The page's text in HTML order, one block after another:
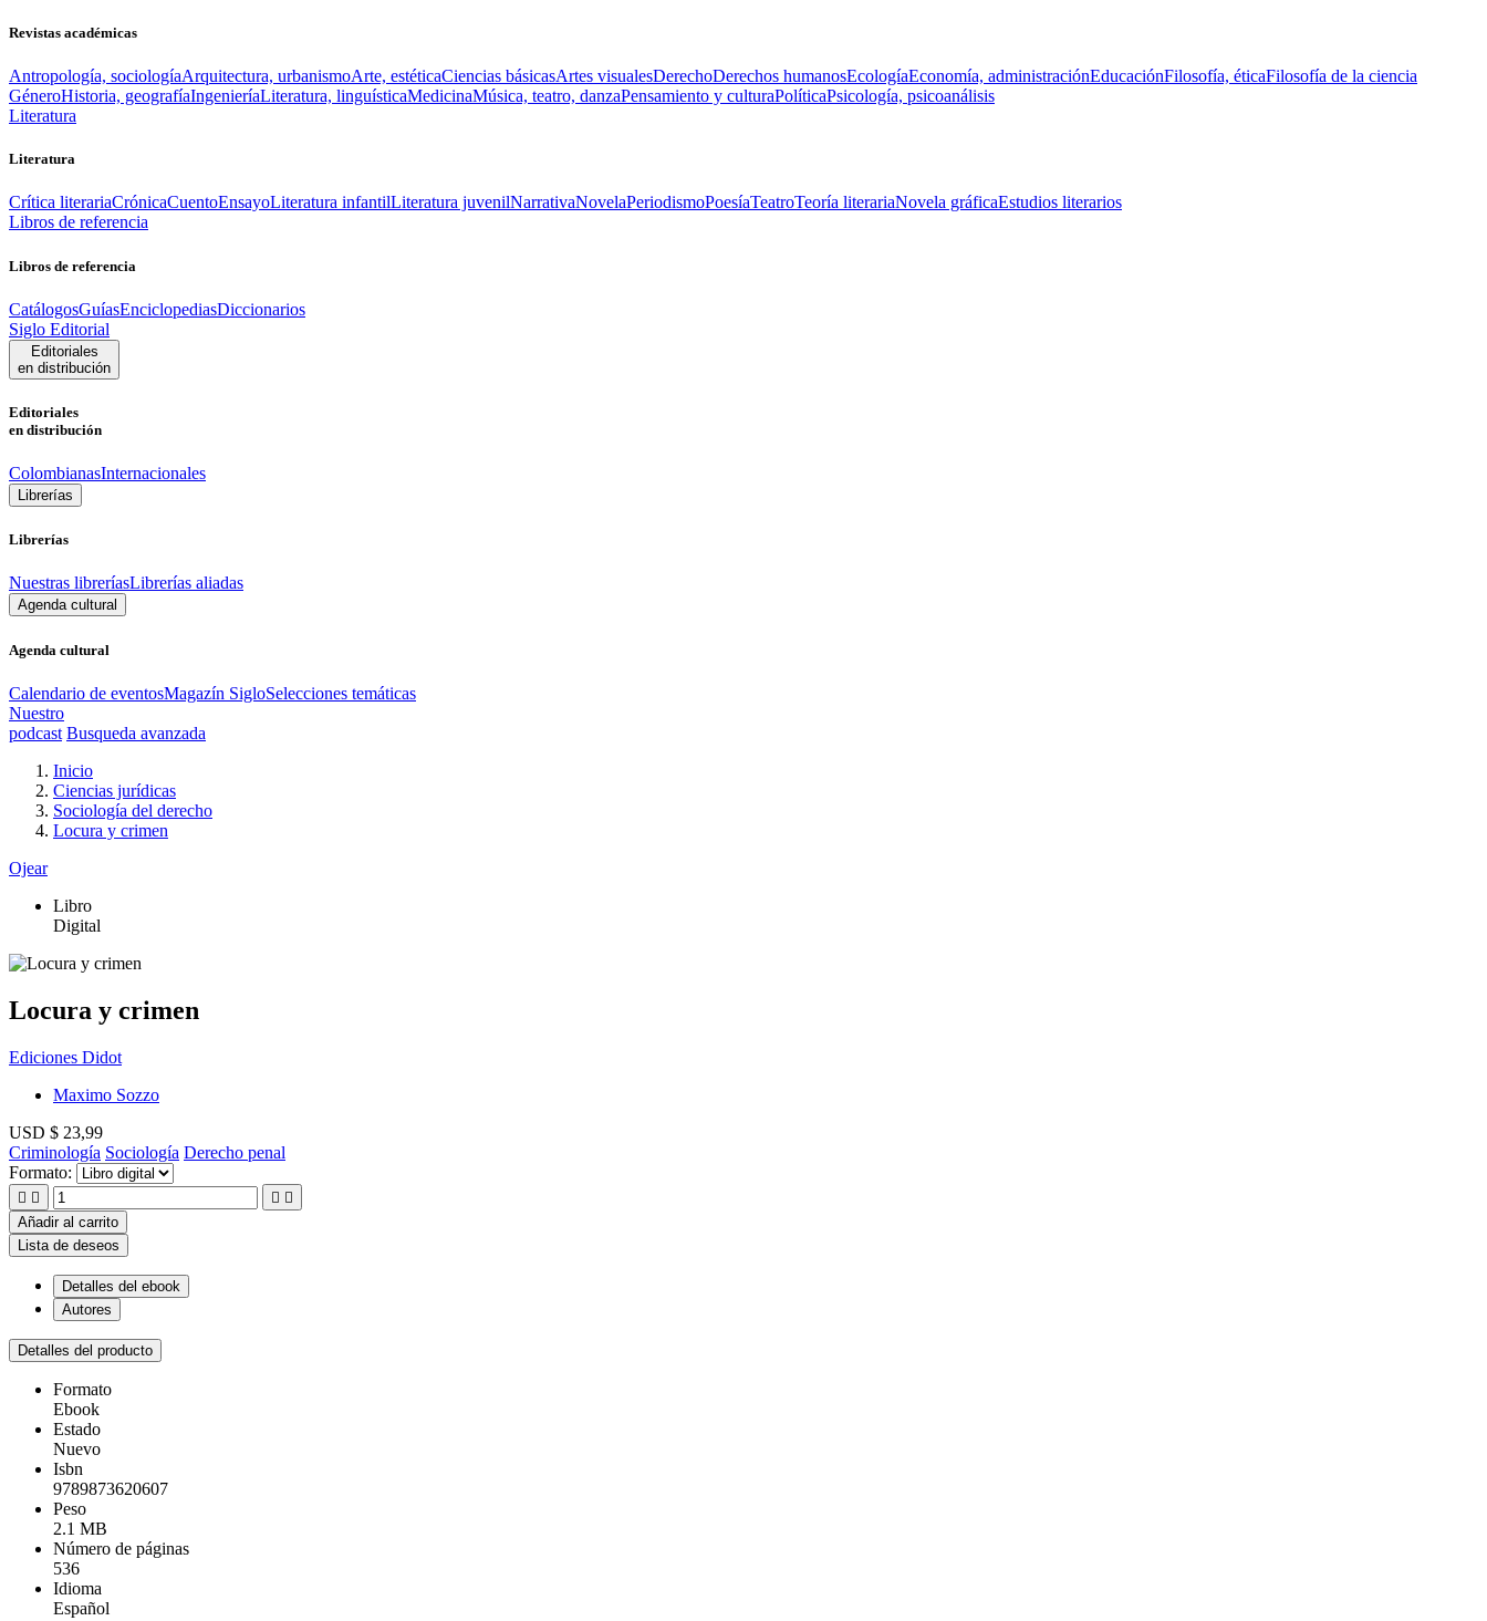
Revistas académicas
Antropología, sociologíaArquitectura, urbanismoArte, estéticaCiencias básicasArtes visualesDerechoDerechos humanosEcologíaEconomía, administraciónEducaciónFilosofía, éticaFilosofía de la ciencia
GéneroHistoria, geografíaIngenieríaLiteratura, linguísticaMedicinaMúsica, teatro, danzaPensamiento y culturaPolíticaPsicología, psicoanálisis
Literatura
Literatura
Crítica literariaCrónicaCuentoEnsayoLiteratura infantilLiteratura juvenilNarrativaNovelaPeriodismoPoesíaTeatroTeoría literariaNovela gráficaEstudios literarios
Libros de referencia
Libros de referencia
CatálogosGuíasEnciclopediasDiccionarios
Siglo Editorial
Editoriales
en distribución
Editoriales
en distribución
ColombianasInternacionales
Librerías
Librerías
Nuestras libreríasLibrerías aliadas
Agenda cultural
Agenda cultural
Calendario de eventosMagazín SigloSelecciones temáticas
Nuestro
podcast Busqueda avanzada
Inicio
Ciencias jurídicas
Sociología del derecho
Locura y crimen
Ojear
Libro
Digital
Locura y crimen
Ediciones Didot
Maximo Sozzo
USD $ 23,99
Criminología Sociología Derecho penal
Formato:
   
Añadir al carrito
Lista de deseos
Detalles del ebook
Autores
Detalles del producto
Formato
Ebook
Estado
Nuevo
Isbn
9789873620607
Peso
2.1 MB
Número de páginas
536
Idioma
Español